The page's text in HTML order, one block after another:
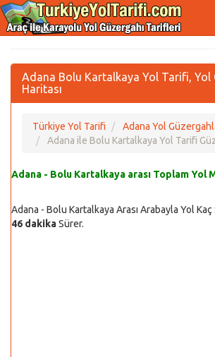
Adana Bolu Kartalkaya Yol Tarifi, Yol
Haritası
Türkiye Yol Tarifi
Adana Yol
Adana ile Bolu Kartalkaya Yol Tarifi
Adana - Bolu Kartalkaya arası Toplam Yol
Adana - Bolu Kartalkaya Arası Arabayla Yol Kaç
46 dakikaSürer.